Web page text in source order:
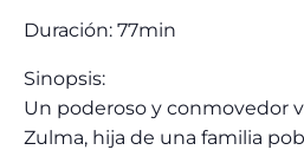
Duración: 77min
Sinopsis:
Un poderoso y conmovedor
Zulma, hija de una familia